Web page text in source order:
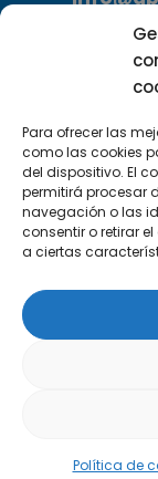
Para ofrecer las
como las cookies
del dispositivo. El
permitirá procesar
navegación o las
consentir o retirar
a ciertas
Política de
C/